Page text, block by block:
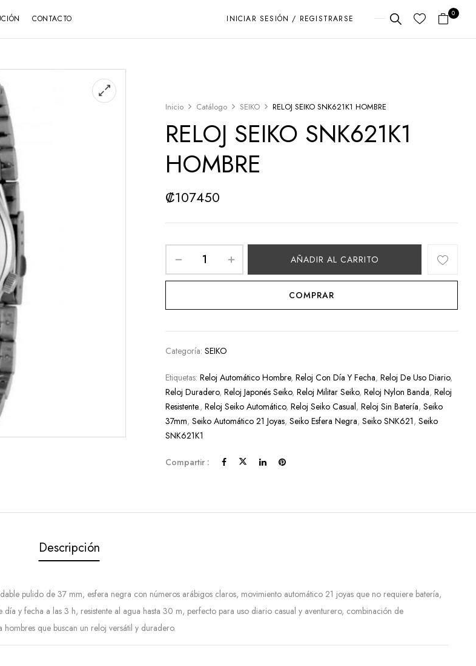
CONTACTO INICIAR SESIÓN / REGISTRARSE
0
Inicio Catálogo SEIKO RELOJ SEIKO SNK621K1 HOMBRE
RELOJ SEIKO SNK621K1
HOMBRE
₡107450
AÑADIR AL CARRITO
COMPRAR
Categoría:SEIKO
Etiquetas:Reloj Automático Hombre,Reloj Con Día Y Fecha,Reloj De Uso Diario,
Reloj Duradero,Reloj Japonés Seiko,Reloj Militar Seiko,Reloj Nylon Banda,Reloj
Resistente.,Reloj Seiko Automático,Reloj Seiko Casual,Reloj Sin Batería,Seiko
37mm,Seiko Automático 21 Joyas,Seiko Esfera Negra,Seiko SNK621,Seiko
SNK621K1
Compartir :
Descripción
pulido de 37 mm, esfera negra con números arábigos claros, movimiento automático 21 joyas que no requiere batería,
y fecha a las 3 h, resistente al agua hasta 30 m, perfecto para uso diario casual y aventurero, combinación de
que buscan un reloj versátil y duradero.